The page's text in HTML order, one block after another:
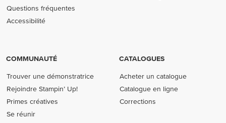
Questions fréquentes
Accessibilité
COMMUNAUTÉ
Trouver une démonstratrice
Rejoindre Stampin’ Up!
Primes créatives
Se réunir
CATALOGUES
Acheter un catalogue
Catalogue en ligne
Corrections